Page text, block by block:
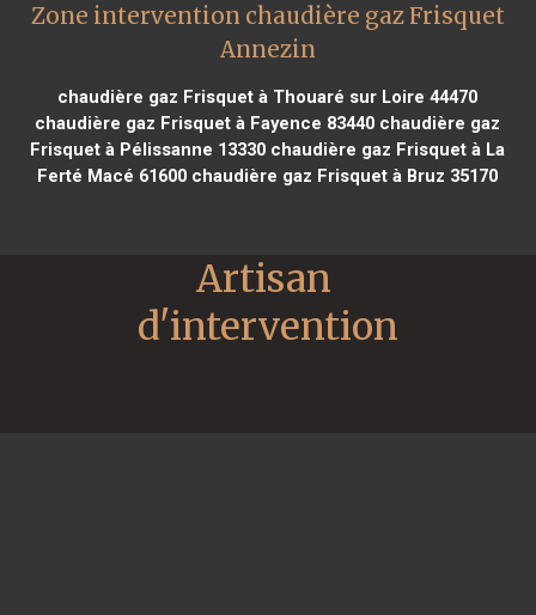
Zone intervention chaudière gaz Frisquet
Annezin
chaudière gaz Frisquet à Thouaré sur Loire 44470
chaudière gaz Frisquet à Fayence 83440 chaudière gaz
Frisquet à Pélissanne 13330 chaudière gaz Frisquet à La
Ferté Macé 61600 chaudière gaz Frisquet à Bruz 35170
Artisan
d'intervention